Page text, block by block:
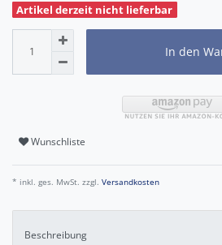
Artikel derzeit nicht lieferbar
In den
Wunschliste
* inkl. ges. MwSt. zzgl. Versandkosten
Beschreibung